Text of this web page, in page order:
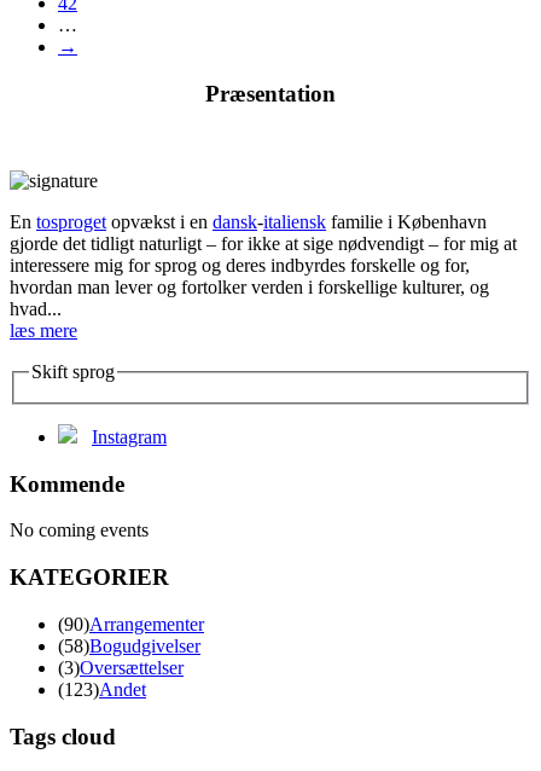
…
→
Præsentation
En tosproget opvækst i en dansk-italiensk familie i København
gjorde det tidligt naturligt – for ikke at sige nødvendigt – for mig at
interessere mig for sprog og deres indbyrdes forskelle og for,
hvordan man lever og fortolker verden i forskellige kulturer, og
hvad...
læs mere
Skift sprog
Instagram
Kommende
No coming events
KATEGORIER
(90)Arrangementer
(58)Bogudgivelser
(3)Oversættelser
(123)Andet
Tags cloud